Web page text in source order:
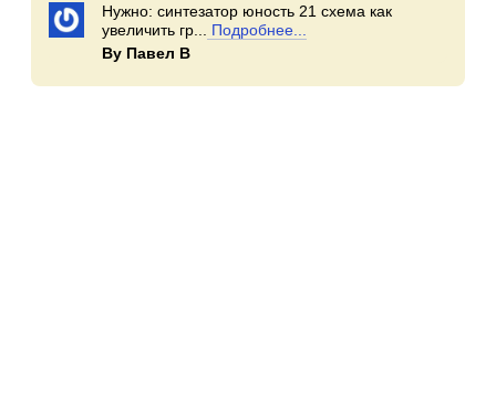
Нужно: синтезатор юность 21 схема как
увеличить гр...
Подробнее...
By Павел В